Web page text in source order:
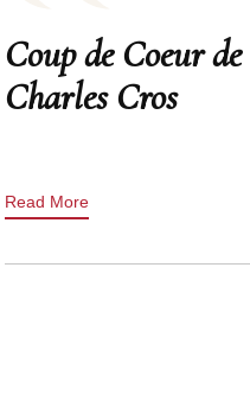
Coup de Coeur
Charles Cros
Read More